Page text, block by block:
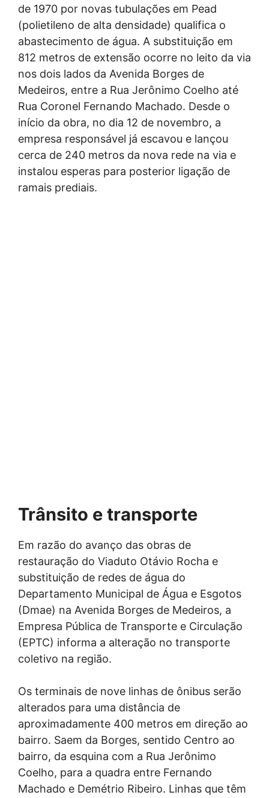
de 1970 por novas tubulações em Pead
(polietileno de alta densidade) qualifica o
abastecimento de água. A substituição em
812 metros de extensão ocorre no leito da via
nos dois lados da Avenida Borges de
Medeiros, entre a Rua Jerônimo Coelho até
Rua Coronel Fernando Machado. Desde o
início da obra, no dia 12 de novembro, a
empresa responsável já escavou e lançou
cerca de 240 metros da nova rede na via e
instalou esperas para posterior ligação de
ramais prediais.
Trânsito e transporte
Em razão do avanço das obras de
restauração do Viaduto Otávio Rocha e
substituição de redes de água do
Departamento Municipal de Água e Esgotos
(Dmae) na Avenida Borges de Medeiros, a
Empresa Pública de Transporte e Circulação
(EPTC) informa a alteração no transporte
coletivo na região.
Os terminais de nove linhas de ônibus serão
alterados para uma distância de
aproximadamente 400 metros em direção ao
bairro. Saem da Borges, sentido Centro ao
bairro, da esquina com a Rua Jerônimo
Coelho, para a quadra entre Fernando
Machado e Demétrio Ribeiro. Linhas que têm